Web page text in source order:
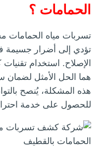
الحمامات ؟
تسربات مياه الحمامات
تؤدي إلى أضرار جسيمة
الإصلاح. استخدام
هما الحل الأمثل لضمان
هذه المشكلة، يُنصح
للحصول على خدمة